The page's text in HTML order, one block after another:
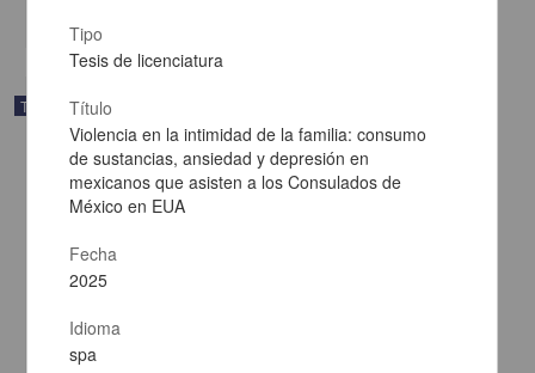
Trabajo de grado
Tipo
Tesis de licenciatura
Título
Violencia en la intimidad de la familia: consumo
de sustancias, ansiedad y depresión en
mexicanos que asisten a los Consulados de
México en EUA
Fecha
2025
Idioma
spa